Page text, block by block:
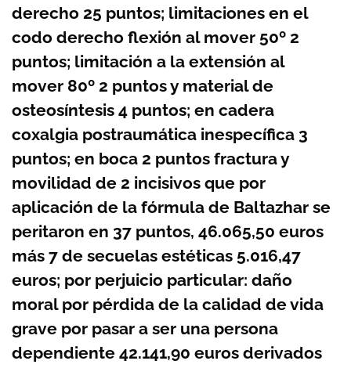
derecho 25 puntos; limitaciones en el
codo derecho flexión al mover 50º 2
puntos; limitación a la extensión al
mover 80º 2 puntos y material de
osteosíntesis 4 puntos; en cadera
coxalgia postraumática inespecífica 3
puntos; en boca 2 puntos fractura y
movilidad de 2 incisivos que por
aplicación de la fórmula de Baltazhar se
peritaron en 37 puntos, 46.065,50 euros
más 7 de secuelas estéticas 5.016,47
euros; por perjuicio particular: daño
moral por pérdida de la calidad de vida
grave por pasar a ser una persona
dependiente 42.141,90 euros derivados